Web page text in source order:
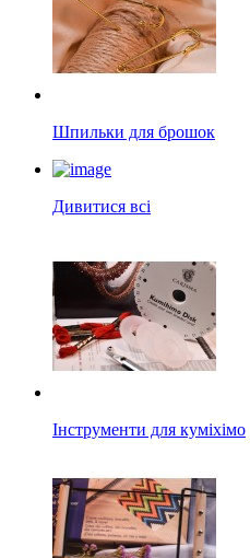
Шпильки для брошок
Дивитися всі
Інструменти для куміхімо